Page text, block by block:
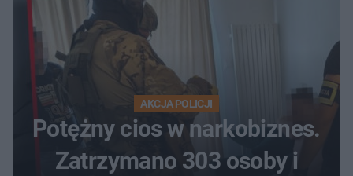
AKCJA POLICJI
Potężny cios w narkobiznes.
Zatrzymano 303 osoby i